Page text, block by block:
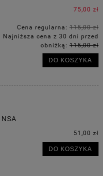
75,00 zł
Cena regularna:115,00 zł
Najniższa cena z 30 dni przed
obniżką:115,00 zł
DO KOSZYKA
NSA
51,00 zł
DO KOSZYKA